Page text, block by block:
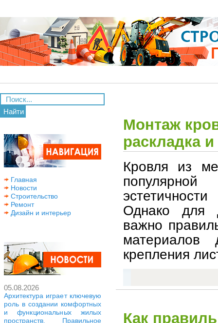
Найти
Главная
Новости
Строительство
Ремонт
Дизайн и интерьер
05.08.2026
Архитектура играет ключевую
роль в создании комфортных
и функциональных жилых
пространств. Правильное
Монтаж
раскладка
Кровля из
Однако для
важно
материалов
крепления
Как